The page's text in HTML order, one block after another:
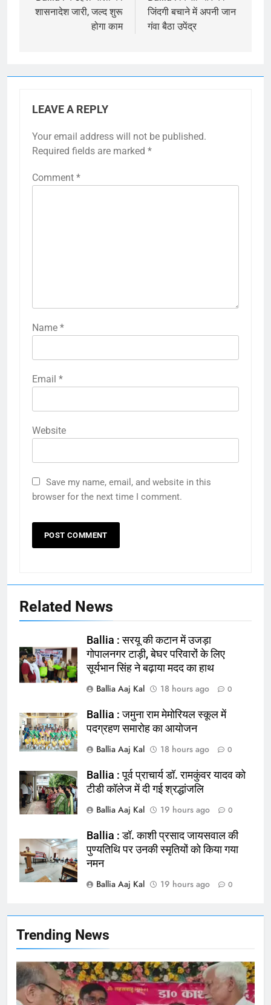
Trending News
164
चिकित्सक, किया प्रदर्शन
NATIONAL बलिया
165
बलिया को मिलेगी नई ट्रेन की सौगात
NATIONAL बलिया
166
फांसी लगाकर दी जान
NATIONAL
167
Ballia : थैंक्यू बलिया पुलिस: पीड़िता को
मिले 1.38 लाख रूपये
शासनादेश जारी, जल्द शुरू
होगा काम
जिंदगी बचाने में अपनी जान
गंवा बैठा उपेंद्र
LEAVE A REPLY
Your email address will not be published.
Required fields are marked *
Comment *
Name *
Email *
Website
Save my name, email, and website in this
browser for the next time I comment.
Related News
Ballia : सरयू की कटान में उजड़ा
गोपालनगर टाड़ी, बेघर परिवारों के लिए
सूर्यभान सिंह ने बढ़ाया मदद का हाथ
Ballia Aaj Kal
18 hours ago 0
Ballia : जमुना राम मेमोरियल स्कूल में
पदग्रहण समारोह का आयोजन
Ballia Aaj Kal
18 hours ago 0
Ballia : पूर्व प्राचार्य डॉ. रामकुंवर यादव को
टीडी कॉलेज में दी गई श्रद्धांजलि
Ballia Aaj Kal
19 hours ago 0
Ballia : डॉ. काशी प्रसाद जायसवाल की
पुण्यतिथि पर उनकी स्मृतियों को किया गया
नमन
Ballia Aaj Kal
19 hours ago 0